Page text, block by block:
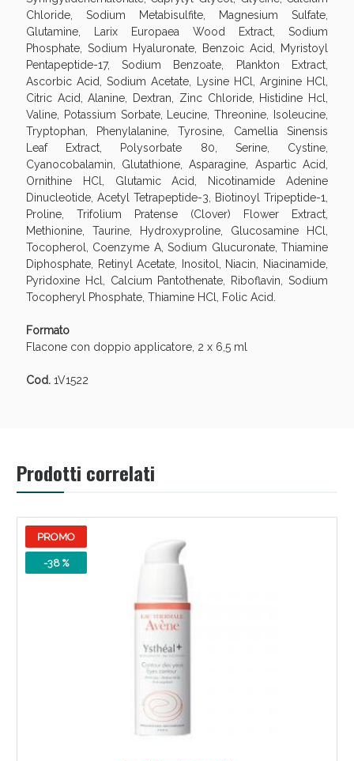
Chloride, Sodium Metabisulfite, Magnesium Sulfate,
Glutamine, Larix Europaea Wood Extract, Sodium
Phosphate, Sodium Hyaluronate, Benzoic Acid, Myristoyl
Pentapeptide-17, Sodium Benzoate, Plankton Extract,
Ascorbic Acid, Sodium Acetate, Lysine HCl, Arginine HCl,
Citric Acid, Alanine, Dextran, Zinc Chloride, Histidine Hcl,
Valine, Potassium Sorbate, Leucine, Threonine, Isoleucine,
Tryptophan, Phenylalanine, Tyrosine, Camellia Sinensis
Leaf Extract, Polysorbate 80, Serine, Cystine,
Cyanocobalamin, Glutathione, Asparagine, Aspartic Acid,
Ornithine HCl, Glutamic Acid, Nicotinamide Adenine
Dinucleotide, Acetyl Tetrapeptide-3, Biotinoyl Tripeptide-1,
Proline, Trifolium Pratense (Clover) Flower Extract,
Methionine, Taurine, Hydroxyproline, Glucosamine HCl,
Tocopherol, Coenzyme A, Sodium Glucuronate, Thiamine
Diphosphate, Retinyl Acetate, Inositol, Niacin, Niacinamide,
Pyridoxine Hcl, Calcium Pantothenate, Riboflavin, Sodium
Tocopheryl Phosphate, Thiamine HCl, Folic Acid.
Formato
Flacone con doppio applicatore, 2 x 6,5 ml
Cod.1V1522
Prodotti correlati
PROMO
-38 %
Scopri le offerte di Oggi